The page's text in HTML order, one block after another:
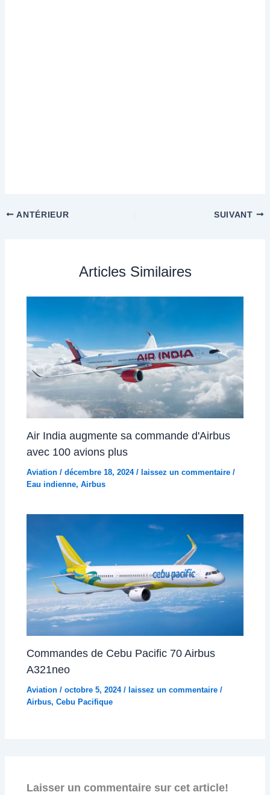
ANTÉRIEUR SUIVANT
Articles Similaires
Air India augmente sa commande d'Airbus
avec 100 avions plus
Aviation /décembre 18, 2024/ laissez un commentaire /
Eau indienne,Airbus
Commandes de Cebu Pacific 70 Airbus
A321neo
Aviation /octobre 5, 2024/ laissez un commentaire /
Airbus,Cebu Pacifique
Laisser un commentaire sur cet article!